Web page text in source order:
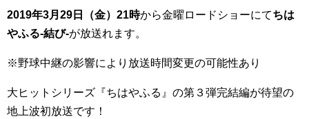
2019年3月29日（金）21時から金曜ロードショーにてちは
やふる-結び-が放送れます。
※野球中継の影響により放送時間変更の可能性あり
大ヒットシリーズ『ちはやふる』の第３弾完結編が待望の
地上波初放送です！